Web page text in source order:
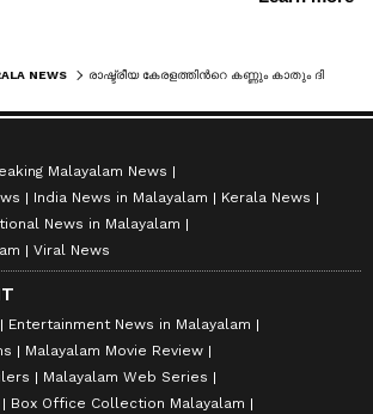
NEWS
Malayalam News
India News in Malayalam
Kerala News
News in Malayalam
Viral News
Entertainment News in Malayalam
Malayalam Movie Review
Malayalam Web Series
Box Office Collection Malayalam